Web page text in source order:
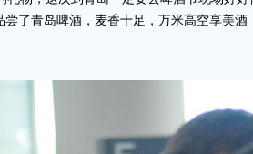
了青岛啤酒，麦香十足，万米高空享美酒